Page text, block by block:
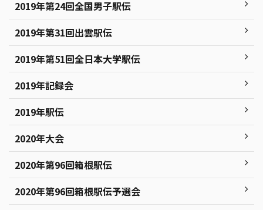
2019年第24回全国男子駅伝
2019年第31回出雲駅伝
2019年第51回全日本大学駅伝
2019年記録会
2019年駅伝
2020年大会
2020年第96回箱根駅伝
2020年第96回箱根駅伝予選会